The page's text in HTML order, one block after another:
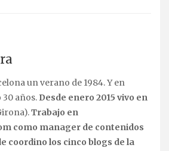
un verano de 1984. Y en
años. Desde enero 2015 vivo en
Trabajo en
como manager de contenidos
coordino los cinco blogs de la